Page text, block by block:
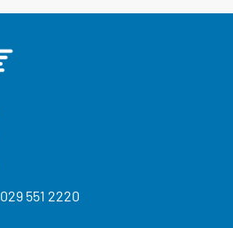
029 551 2220